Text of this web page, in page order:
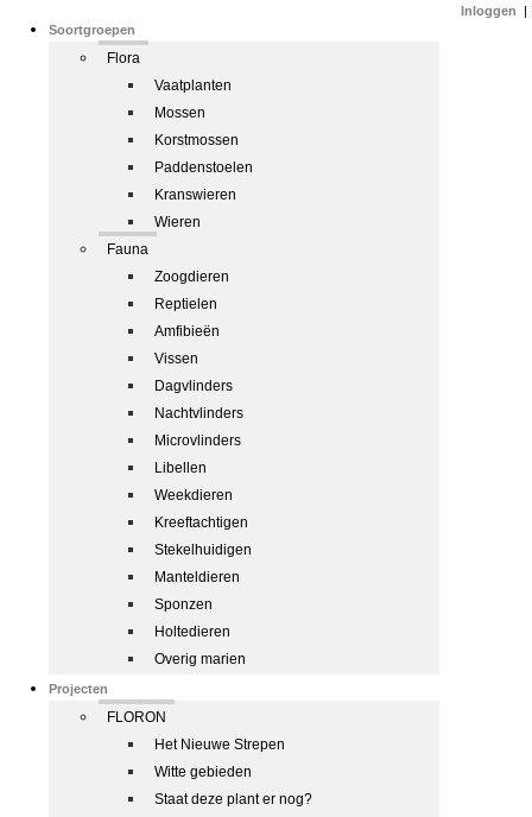
Soortgroepen
Flora
Vaatplanten
Mossen
Korstmossen
Paddenstoelen
Kranswieren
Wieren
Fauna
Zoogdieren
Reptielen
Amfibieën
Vissen
Dagvlinders
Nachtvlinders
Microvlinders
Libellen
Weekdieren
Kreeftachtigen
Stekelhuidigen
Manteldieren
Sponzen
Holtedieren
Overig marien
Projecten
FLORON
Het Nieuwe Strepen
Witte gebieden
Staat deze plant er nog?
Inloggen |